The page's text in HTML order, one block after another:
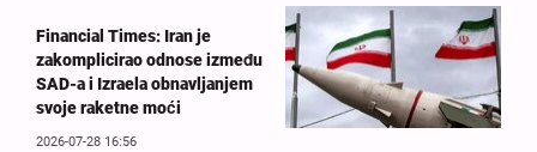
Financial Times: Iran je
zakomplicirao odnose između
SAD-a i Izraela obnavljanjem
svoje raketne moći
2026-07-28 16:56